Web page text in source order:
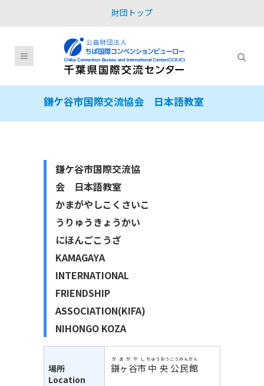
財団トップ
鎌ケ谷市国際交流協会 日本語教室
鎌ケ谷市国際交流協
会 日本語教室
かまがやしこくさいこ
うりゅうきょうかい
にほんごこうざ
KAMAGAYA
INTERNATIONAL
FRIENDSHIP
ASSOCIATION(KIFA)
NIHONGO KOZA
場所
Location
鎌ヶ谷市
かまがやし
中央
ちゅうおう
公民館
こうみんかん